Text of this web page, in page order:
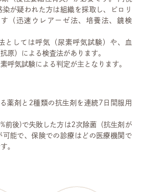
が疑われた方は組織を採取し、ピロリ
（迅速ウレアーゼ法、培養法、鏡検
としては呼気（尿素呼気試験）や、血
原）による検査法があります。
呼気試験による判定が主となります。
薬剤と2種類の抗生剤を連続7日間服用
前後)で失敗した方は2次除菌（抗生剤が
可能で、保険での診療はどの医療機関で
。